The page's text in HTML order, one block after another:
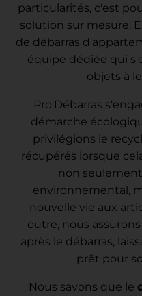
particularités, c'est
solution sur mesure.
de débarras
équipe dédiée qui
objets à
Pro'Débarras
démarche
privilégions le
récupérés lorsque
non
environnemental,
nouvelle vie aux
outre, nous
après le débarras,
prêt pour
Nous savons que le